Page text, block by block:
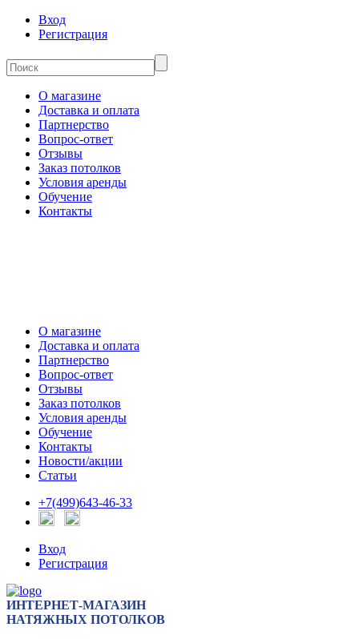
Вход
Регистрация
О магазине
Доставка и оплата
Партнерство
Вопрос-ответ
Отзывы
Заказ потолков
Условия аренды
Обучение
Контакты
О магазине
Доставка и оплата
Партнерство
Вопрос-ответ
Отзывы
Заказ потолков
Условия аренды
Обучение
Контакты
Новости/акции
Статьи
+7(499)643-46-33
Вход
Регистрация
ИНТЕРНЕТ-МАГАЗИН
НАТЯЖНЫХ ПОТОЛКОВ